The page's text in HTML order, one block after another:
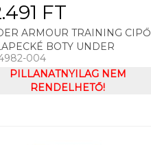
FT
ARMOUR TRAINING CIPŐ
BOTY UNDER
UA BPS ROGUE 3 AL
004
PILLANATNYILAG NEM
RENDELHETŐ!